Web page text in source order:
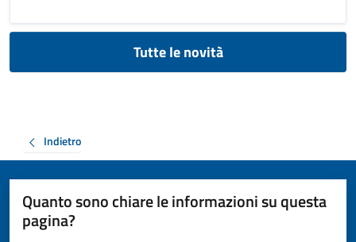
Tutte le novità
Indietro
Quanto sono chiare le informazioni su questa
pagina?